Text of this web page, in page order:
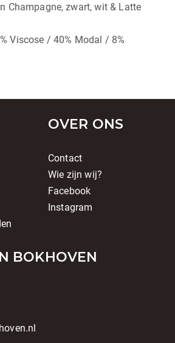
Champagne, zwart, wit & Latte
Viscose / 40% Modal / 8%
OVER ONS
Contact
Wie zijn wij?
Facebook
Instagram
BOKHOVEN